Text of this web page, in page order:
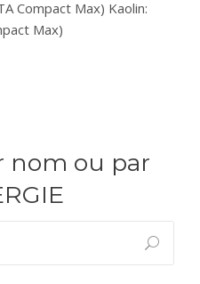
Compact Max) Kaolin:
Max)
nom ou par